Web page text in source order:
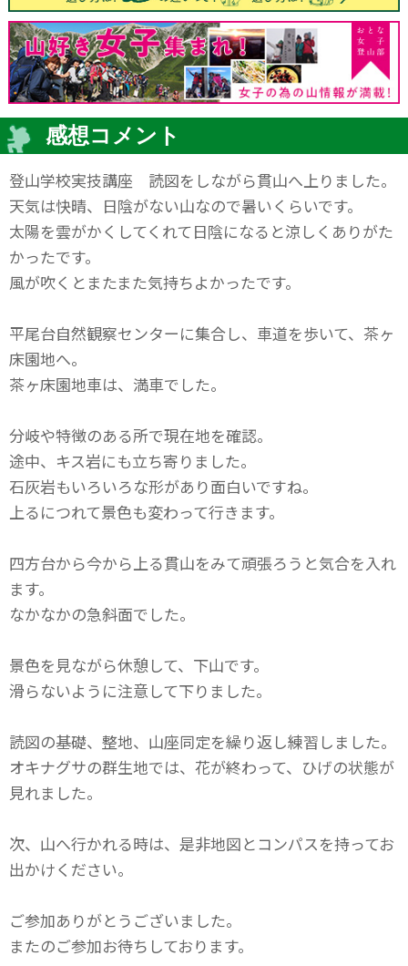
感想コメント
登山学校実技講座 読図をしながら貫山へ上りました。
天気は快晴、日陰がない山なので暑いくらいです。
太陽を雲がかくしてくれて日陰になると涼しくありがた
かったです。
風が吹くとまたまた気持ちよかったです。
平尾台自然観察センターに集合し、車道を歩いて、茶ヶ
床園地へ。
茶ヶ床園地車は、満車でした。
分岐や特徴のある所で現在地を確認。
途中、キス岩にも立ち寄りました。
石灰岩もいろいろな形があり面白いですね。
上るにつれて景色も変わって行きます。
四方台から今から上る貫山をみて頑張ろうと気合を入れ
ます。
なかなかの急斜面でした。
景色を見ながら休憩して、下山です。
滑らないように注意して下りました。
読図の基礎、整地、山座同定を繰り返し練習しました。
オキナグサの群生地では、花が終わって、ひげの状態が
見れました。
次、山へ行かれる時は、是非地図とコンパスを持ってお
出かけください。
ご参加ありがとうございました。
またのご参加お待ちしております。